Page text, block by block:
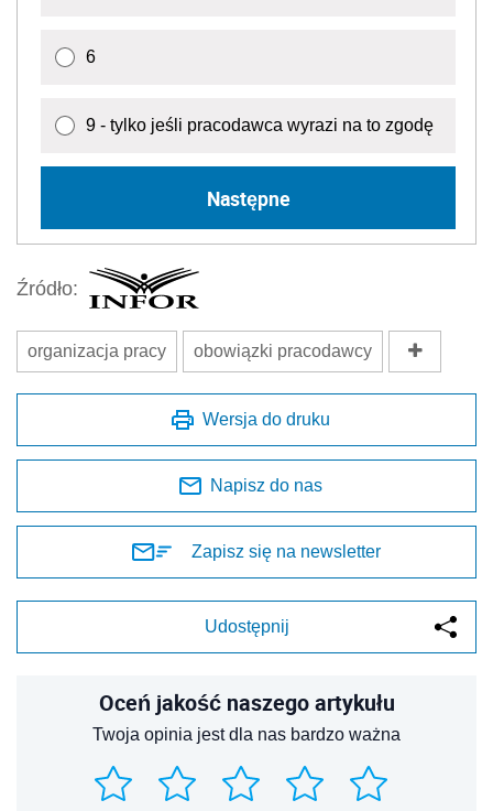
6
9 - tylko jeśli pracodawca wyrazi na to zgodę
Następne
Źródło:
organizacja pracy obowiązki pracodawcy
Wersja do druku
Napisz do nas
Zapisz się na newsletter
Udostępnij
Oceń jakość naszego artykułu
Twoja opinia jest dla nas bardzo ważna